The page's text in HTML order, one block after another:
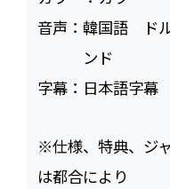
音声：韓国語 ド
ンド
字幕： 日本語字幕
※仕様、特典、ジ
は都合により